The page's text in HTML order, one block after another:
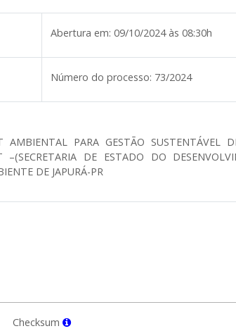
Abertura em: 09/10/2024 às 08:30h
Número do processo: 73/2024
PARA GESTÃO SUSTENTÁVEL
DE ESTADO DO
DE JAPURÁ-PR
Checksum